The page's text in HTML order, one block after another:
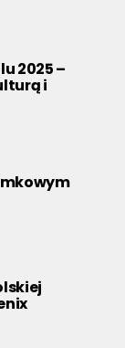
2025 –
i